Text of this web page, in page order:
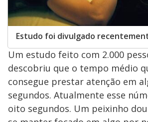
Estudo foi divulgado
Um estudo feito com 2.000
descobriu que o tempo médio
consegue prestar atenção em
segundos. Atualmente esse
oito segundos. Um peixinho